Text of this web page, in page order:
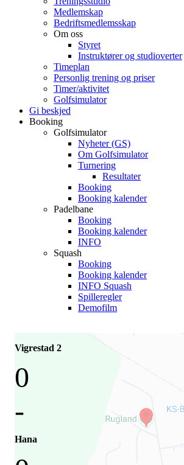
Medlemskap
Bedriftsmedlemsskap
Om oss
Styret
Instruktører og studioverter
Timeplan
Personlig trening og priser
Timer/aktivitet
Golfsimulator
Gi beskjed
Booking
Golfsimulator
Nyheter (GS)
Om Golfsimulator
Turnering
Resultater
Booking
Booking kalender
Padelbane
Booking
Booking kalender
INFO
Squash
Booking
Booking kalender
INFO Squash
Spilleregler
Demofilm
Vigrestad 2
0
-
Hana